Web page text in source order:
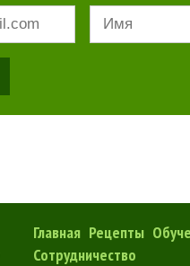
Главная Рецепты
Сотрудничество